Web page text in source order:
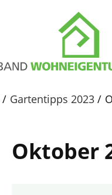
Gartentipps 2023
Oktober